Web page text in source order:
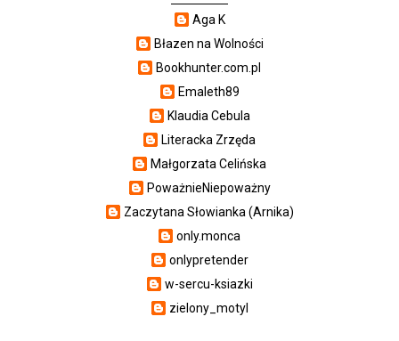
Aga K
Błazen na Wolności
Bookhunter.com.pl
Emaleth89
Klaudia Cebula
Literacka Zrzęda
Małgorzata Celińska
PoważnieNiepoważny
Zaczytana Słowianka (Arnika)
only.monca
onlypretender
w-sercu-ksiazki
zielony_motyl